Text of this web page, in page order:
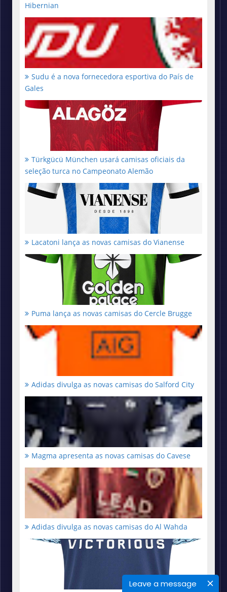
Leave a message
Hibernian
Sudu é a nova fornecedora esportiva do País de
Gales
Türkgücü München usará camisas oficiais da
seleção turca no Campeonato Alemão
Lacatoni lança as novas camisas do Vianense
Puma lança as novas camisas do Cercle Brugge
Adidas divulga as novas camisas do Salford City
Magma apresenta as novas camisas do Cavese
Adidas divulga as novas camisas do Al Wahda